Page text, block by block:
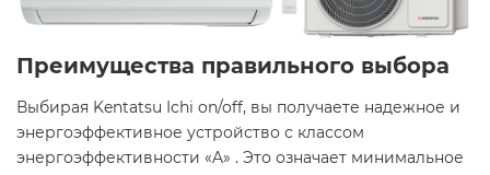
Преимущества правильного выбора
Выбирая Kentatsu Ichi on/off, вы получаете надежное и
энергоэффективное устройство с классом
энергоэффективности «A» . Это означает минимальное